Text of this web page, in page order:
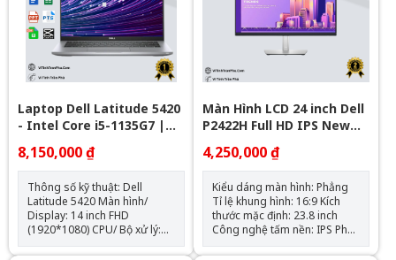
Laptop Dell Latitude 5420
- Intel Core i5-1135G7 |
FHD
8,150,000 ₫
Thông số kỹ thuật: Dell
Latitude 5420 Màn hình/
Display: 14 inch FHD
(1920*1080) CPU/ Bộ xử lý:
intel Core i5-1135G7 Tần số
Màn Hình LCD 24 inch Dell
P2422H Full HD IPS New
4,250,000 ₫
Kiểu dáng màn hình: Phẳng
Tỉ lệ khung hình: 16:9 Kích
thước mặc định: 23.8 inch
Công nghệ tấm nền: IPS Phân
giải điểm ảnh: FHD - 1920 x